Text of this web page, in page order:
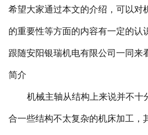
希望大家通过本文的介绍，可以对
的重要性等方面的内容有一定的认
跟随安阳银瑞机电有限公司一同来
简介
机械主轴从结构上来说并不十
合一些结构不太复杂的机床加工，